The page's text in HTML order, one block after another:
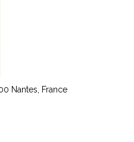
Nantes, France